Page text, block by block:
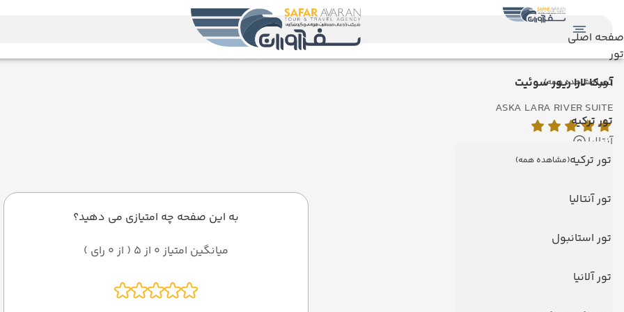
صفحه اصلی
تور
تور(مشاهده همه)
تور ترکیه
تور ترکیه(مشاهده همه)
تور آنتالیا
تور استانبول
تور آلانیا
آسکا لارا ریور سوئیت
ASKA LARA RIVER SUITE
آنتالیا
دیدگاه کاربران
به این صفحه چه امتیازی می دهید؟
میانگین امتیاز 0 از 5 ( از 0 رای )